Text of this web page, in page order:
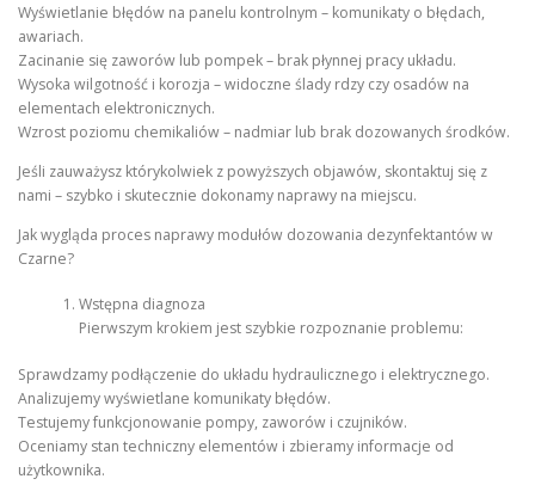
Wyświetlanie błędów na panelu kontrolnym – komunikaty o błędach,
awariach.
Zacinanie się zaworów lub pompek – brak płynnej pracy układu.
Wysoka wilgotność i korozja – widoczne ślady rdzy czy osadów na
elementach elektronicznych.
Wzrost poziomu chemikaliów – nadmiar lub brak dozowanych środków.
Jeśli zauważysz którykolwiek z powyższych objawów, skontaktuj się z
nami – szybko i skutecznie dokonamy naprawy na miejscu.
Jak wygląda proces naprawy modułów dozowania dezynfektantów w
Czarne?
Wstępna diagnoza
Pierwszym krokiem jest szybkie rozpoznanie problemu:
Sprawdzamy podłączenie do układu hydraulicznego i elektrycznego.
Analizujemy wyświetlane komunikaty błędów.
Testujemy funkcjonowanie pompy, zaworów i czujników.
Oceniamy stan techniczny elementów i zbieramy informacje od
użytkownika.